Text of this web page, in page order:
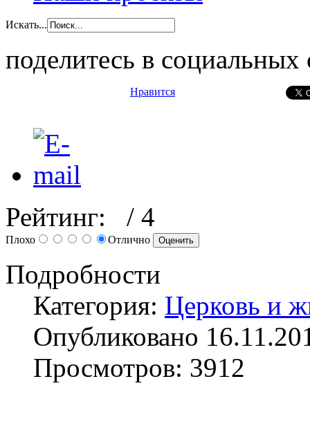
Искать...
поделитесь в социальных
Нравится
Рейтинг: / 4
Плохо Отлично
Подробности
Категория: Церковь и
Опубликовано
Просмотров: 3912